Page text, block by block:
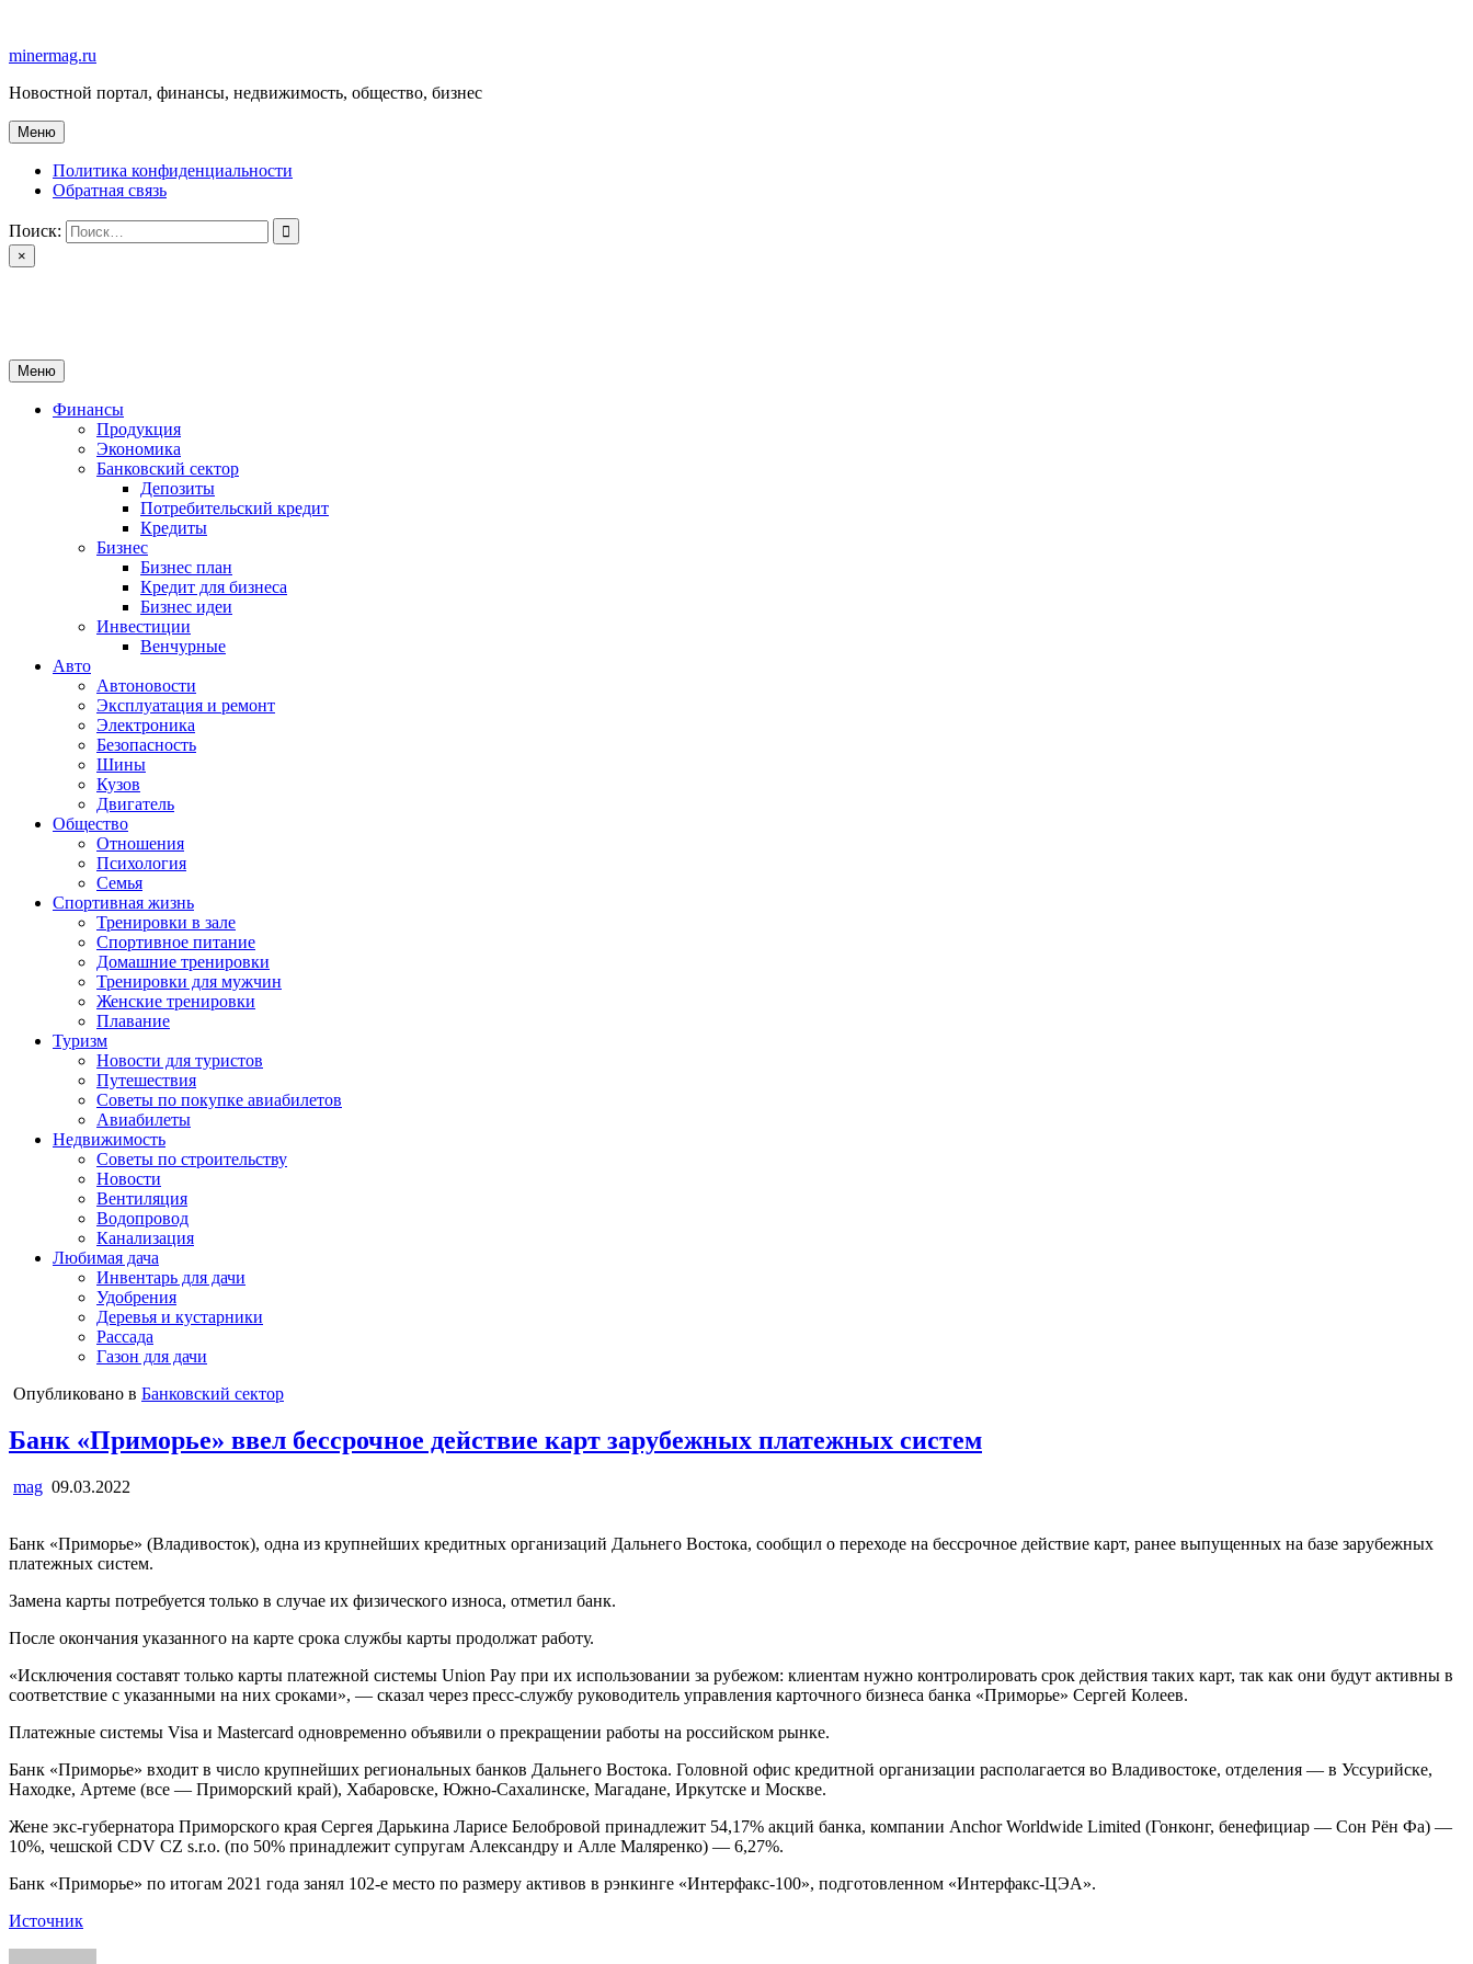
содержимому
minermag.ru
Новостной портал, финансы, недвижимость, общество, бизнес
Меню
Политика конфиденциальности
Обратная связь
Поиск:
×
Меню
Финансы
Продукция
Экономика
Банковский сектор
Депозиты
Потребительский кредит
Кредиты
Бизнес
Бизнес план
Кредит для бизнеса
Бизнес идеи
Инвестиции
Венчурные
Авто
Автоновости
Эксплуатация и ремонт
Электроника
Безопасность
Шины
Кузов
Двигатель
Общество
Отношения
Психология
Семья
Спортивная жизнь
Тренировки в зале
Спортивное питание
Домашние тренировки
Тренировки для мужчин
Женские тренировки
Плавание
Туризм
Новости для туристов
Путешествия
Советы по покупке авиабилетов
Авиабилеты
Недвижимость
Советы по строительству
Новости
Вентиляция
Водопровод
Канализация
Любимая дача
Инвентарь для дачи
Удобрения
Деревья и кустарники
Рассада
Газон для дачи
Опубликовано в Банковский сектор
Банк «Приморье» ввел бессрочное действие карт зарубежных платежных систем
mag 09.03.2022
Банк «Приморье» (Владивосток), одна из крупнейших кредитных организаций Дальнего Востока, сообщил о переходе на бессрочное действие карт, ранее выпущенных на базе зарубежных
платежных систем.
Замена карты потребуется только в случае их физического износа, отметил банк.
После окончания указанного на карте срока службы карты продолжат работу.
«Исключения составят только карты платежной системы Union Pay при их использовании за рубежом: клиентам нужно контролировать срок действия таких карт, так как они будут активны в
соответствие с указанными на них сроками», — сказал через пресс-службу руководитель управления карточного бизнеса банка «Приморье» Сергей Колеев.
Платежные системы Visa и Mastercard одновременно объявили о прекращении работы на российском рынке.
Банк «Приморье» входит в число крупнейших региональных банков Дальнего Востока. Головной офис кредитной организации располагается во Владивостоке, отделения — в Уссурийске,
Находке, Артеме (все — Приморский край), Хабаровске, Южно-Сахалинске, Магадане, Иркутске и Москве.
Жене экс-губернатора Приморского края Сергея Дарькина Ларисе Белобровой принадлежит 54,17% акций банка, компании Anchor Worldwide Limited (Гонконг, бенефициар — Сон Рён Фа) —
10%, чешской CDV CZ s.r.o. (по 50% принадлежит супругам Александру и Алле Маляренко) — 6,27%.
Банк «Приморье» по итогам 2021 года занял 102-е место по размеру активов в рэнкинге «Интерфакс-100», подготовленном «Интерфакс-ЦЭА».
Источник